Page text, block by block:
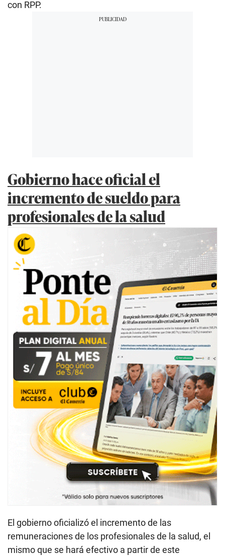
con RPP.
Gobierno hace oficial el
incremento de sueldo para
profesionales de la salud
El gobierno oficializó el incremento de las
remuneraciones de los profesionales de la salud, el
mismo que se hará efectivo a partir de este